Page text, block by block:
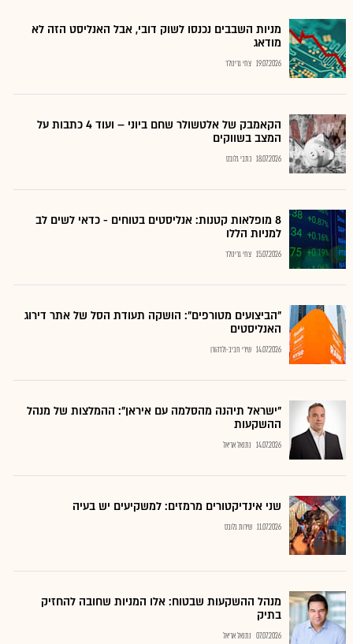
מניות השבבים נכנסו לשוק דובי, אבל האנליסט הזה לא
מודאג
19.07.2026 צחי גרינולד
הקאמבק של אלטשולר שחם ביוני – ועוד 4 כתבות על
המצב בשווקים
18.07.2026 כתבי גלובס
8 מופלאות קטנות: אנליסטים בטוחים - כדאי לשים לב
למניות הללו
15.07.2026 צחי גרינולד
"הביצועים מטורפים": הושקה תעודת הסל של אתר דירוג
האנליסטים
14.07.2026 שירי חביב-ולדהורן
"ישראל תיהנה מהסלמה עם איראן": ההמלצות של מנהל
ההשקעות
14.07.2026 נתנאל אריאל
שני אינדיקטורים מרמזים: למשקיעים יש בעיה
11.07.2026 שירות גלובס
מנהל ההשקעות שבטוח: אלו המניות שחובה להחזיק
בתיק
07.07.2026 נתנאל אריאל